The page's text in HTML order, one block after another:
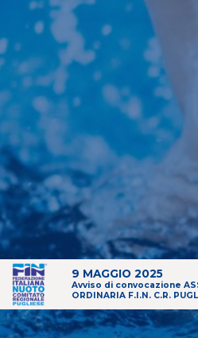
9 MAGGIO 2025
Avviso di convocazione
ORDINARIA F.I.N. C.R.